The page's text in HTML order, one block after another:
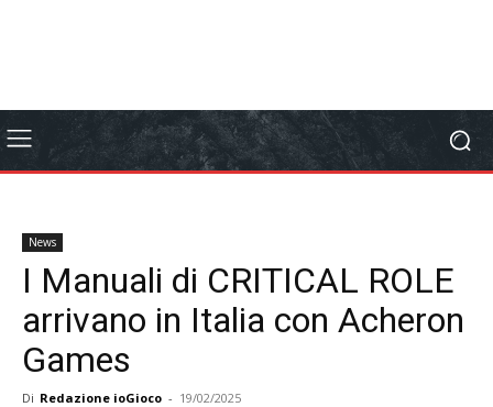
News
I Manuali di CRITICAL ROLE
arrivano in Italia con Acheron
Games
Di Redazione ioGioco - 19/02/2025